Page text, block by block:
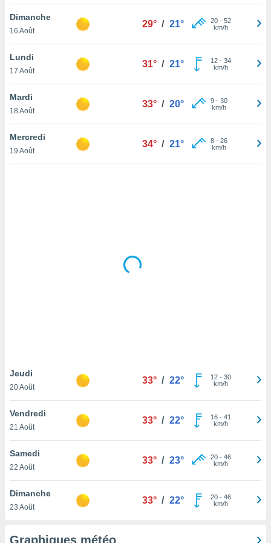
votre
à
en
le
notre
que
et que
Dimanche
16 Août
29° / 21° 20- 52
km/h
Lundi
17 Août
31° / 21° 12- 34
km/h
Mardi
18 Août
33° / 20° 9- 30
km/h
Mercredi
19 Août
34° / 21° 8- 26
km/h
Jeudi
20 Août
33° / 22° 12- 30
km/h
Vendredi
21 Août
33° / 22° 16- 41
km/h
Samedi
22 Août
33° / 23° 20- 46
km/h
Dimanche
23 Août
33° / 22° 20- 46
km/h
Graphiques météo